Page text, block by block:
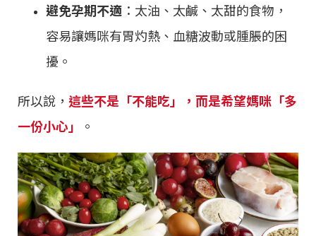
避免孕期不適 ：太油、太鹹、太甜的食物，
容易讓媽咪有胃灼熱、血糖波動或腫脹的困
擾。
所以說， 這些不是「不能吃」，而是希望媽咪「多
一份小心」
。